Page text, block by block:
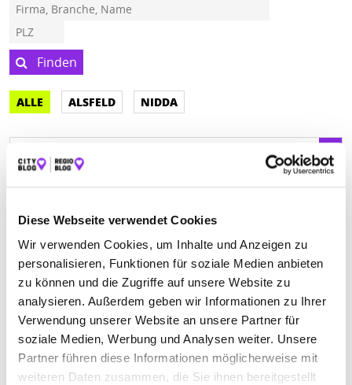
Diese Webseite verwendet Cookies
Wir verwenden Cookies, um Inhalte und Anzeigen zu
personalisieren, Funktionen für soziale Medien anbieten
zu können und die Zugriffe auf unsere Website zu
analysieren. Außerdem geben wir Informationen zu Ihrer
Verwendung unserer Website an unsere Partner für
soziale Medien, Werbung und Analysen weiter. Unsere
Partner führen diese Informationen möglicherweise mit
weiteren Daten zusammen, die Sie ihnen bereitgestellt
Finden
ALLE ALSFELD NIDDA
Keine Öffnungszeiten angegeben
STEUERBERATER
PARTNERSCHAFTSGESELLSCHAFT MBB
NIDDA
Raun 95 | 63667 Nidda DE
+49604496560
www.erfolgsteuern.de